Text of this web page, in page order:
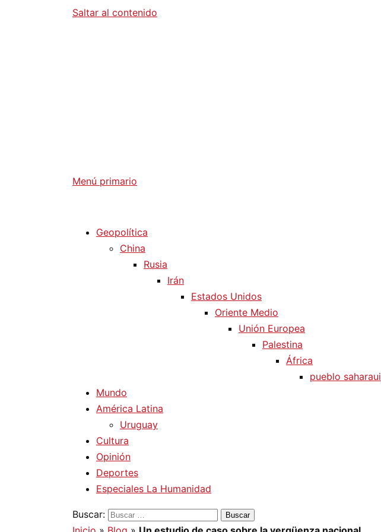
Saltar al contenido
Menú primario
Geopolítica
China
Rusia
Irán
Estados Unidos
Oriente Medio
Unión Europea
Palestina
África
pueblo saharaui
Mundo
América Latina
Uruguay
Cultura
Opinión
Deportes
Especiales La Humanidad
Buscar: